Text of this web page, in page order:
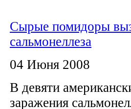
Сырые помидоры
сальмонеллеза
04 Июня 2008
В девяти
заражения